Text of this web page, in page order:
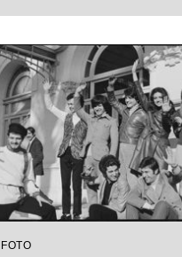
FOTO